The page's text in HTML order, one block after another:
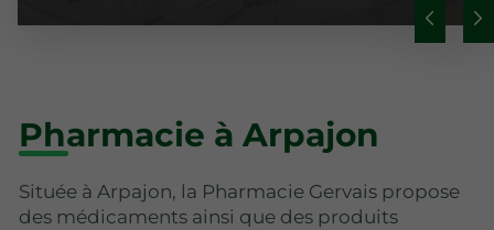
Pharmacie à Arpajon
Située à Arpajon, la Pharmacie Gervais propose
des médicaments ainsi que des produits